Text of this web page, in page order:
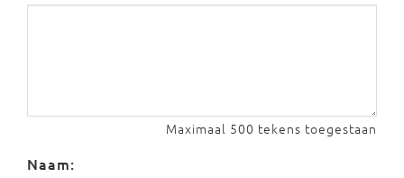
Maximaal 500 tekens toegestaan
Naam: